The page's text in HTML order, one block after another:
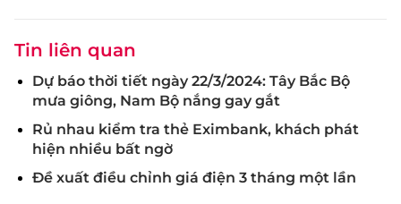
Tin liên quan
Dự báo thời tiết ngày 22/3/2024: Tây Bắc Bộ
mưa giông, Nam Bộ nắng gay gắt
Rủ nhau kiểm tra thẻ Eximbank, khách phát
hiện nhiều bất ngờ
Đề xuất điều chỉnh giá điện 3 tháng một lần